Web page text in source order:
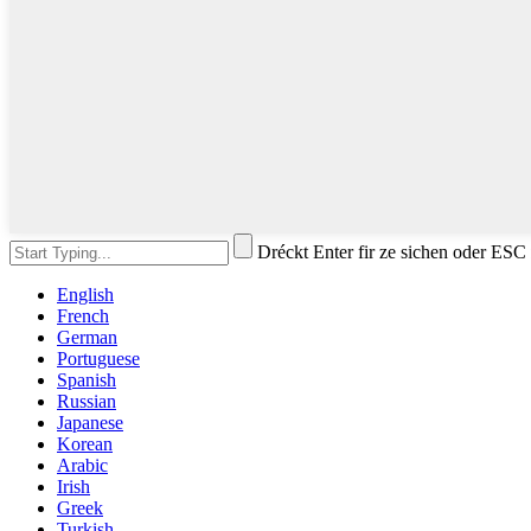
Dréckt Enter fir ze sichen oder ESC
English
French
German
Portuguese
Spanish
Russian
Japanese
Korean
Arabic
Irish
Greek